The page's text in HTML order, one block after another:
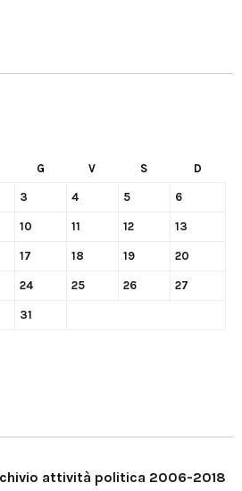
G V S D
3 4 5 6
10 11 12 13
17 18 19 20
24 25 26 27
31
attività politica 2006-2018